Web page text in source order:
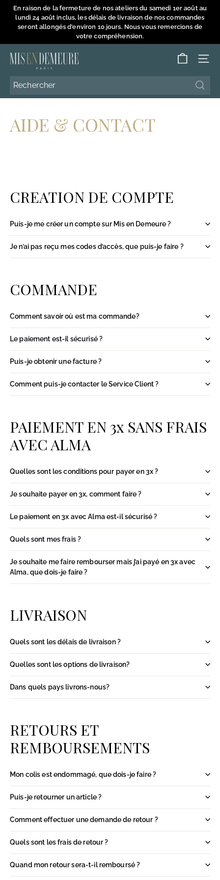
Passer
Diaporama
Pause
En raison de la fermeture de nos ateliers du samedi 1er août au
lundi 24 août inclus, les délais de livraison de nos commandes
seront allongés d'environ 10 jours. Nous vous remercions de
votre compréhension.
M
s
e
D
r
AIDE & CONTACT
CREATION DE COMPTE
Puis-je me créer un compte sur Mis en Demeure ?
Je n’ai pas reçu mes codes d’accès, que puis-je faire ?
COMMANDE
Comment savoir où est ma commande?
Le paiement est-il sécurisé ?
Puis-je obtenir une facture ?
Comment puis-je contacter le Service Client ?
PAIEMENT EN 3x SANS FRAIS
AVEC ALMA
Quelles sont les conditions pour payer en 3x ?
Je souhaite payer en 3x, comment faire ?
Le paiement en 3x avec Alma est-il sécurisé ?
Quels sont mes frais ?
Je souhaite me faire rembourser mais j’ai payé en 3x avec
Alma, que dois-je faire ?
LIVRAISON
Quels sont les délais de livraison ?
Quelles sont les options de livraison?
Dans quels pays livrons-nous?
RETOURS ET
REMBOURSEMENTS
Mon colis est endommagé, que dois-je faire ?
Puis-je retourner un article ?
Comment effectuer une demande de retour ?
Quels sont les frais de retour ?
Quand mon retour sera-t-il remboursé ?